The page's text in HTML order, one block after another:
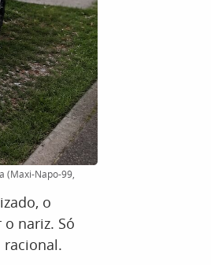
(Maxi-Napo-99,
o
nariz. Só